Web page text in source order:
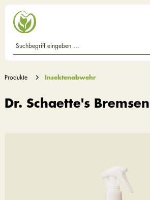
Produkte Insektenabwehr
Dr. Schaette's